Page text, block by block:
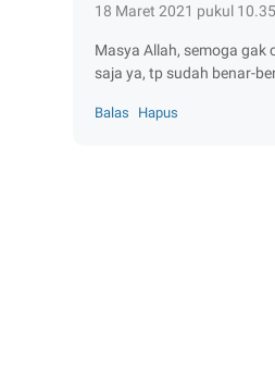
18 Maret 2021 pukul 10.35
Masya Allah, semoga gak
saja ya, tp sudah benar-
Balas Hapus